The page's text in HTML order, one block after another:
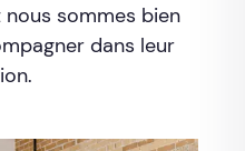
sommes bien
dans leur